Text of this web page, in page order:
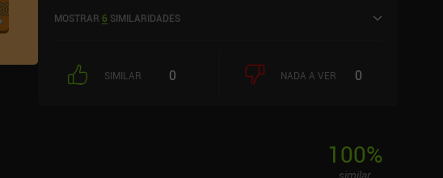
MOSTRAR 6 SIMILARIDADES
SIMILAR 0 NADA A VER 0
100%